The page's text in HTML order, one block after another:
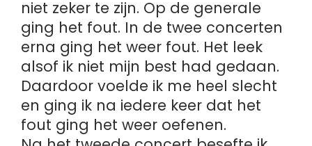
niet zeker te zijn. Op de generale
ging het fout. In de twee concerten
erna ging het weer fout. Het leek
alsof ik niet mijn best had gedaan.
Daardoor voelde ik me heel slecht
en ging ik na iedere keer dat het
fout ging het weer oefenen.